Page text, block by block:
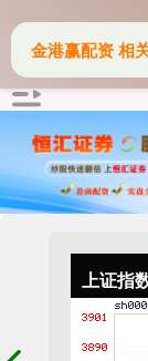
上证指
金港赢配资 相